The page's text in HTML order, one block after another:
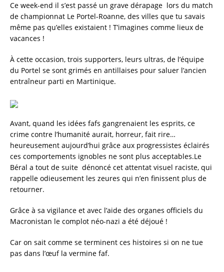
Ce week-end il s’est passé un grave dérapage lors du match
de championnat Le Portel-Roanne, des villes que tu savais
même pas qu’elles existaient ! T’imagines comme lieux de
vacances !
À cette occasion, trois supporters, leurs ultras, de l’équipe
du Portel se sont grimés en antillaises pour saluer l’ancien
entraîneur parti en Martinique.
Avant, quand les idées fafs gangrenaient les esprits, ce
crime contre l’humanité aurait, horreur, fait rire…
heureusement aujourd’hui grâce aux progressistes éclairés
ces comportements ignobles ne sont plus acceptables.Le
Béral a tout de suite dénoncé cet attentat visuel raciste, qui
rappelle odieusement les zeures qui n’en finissent plus de
retourner.
Grâce à sa vigilance et avec l’aide des organes officiels du
Macronistan le complot néo-nazi a été déjoué !
Car on sait comme se terminent ces histoires si on ne tue
pas dans l’œuf la vermine faf.